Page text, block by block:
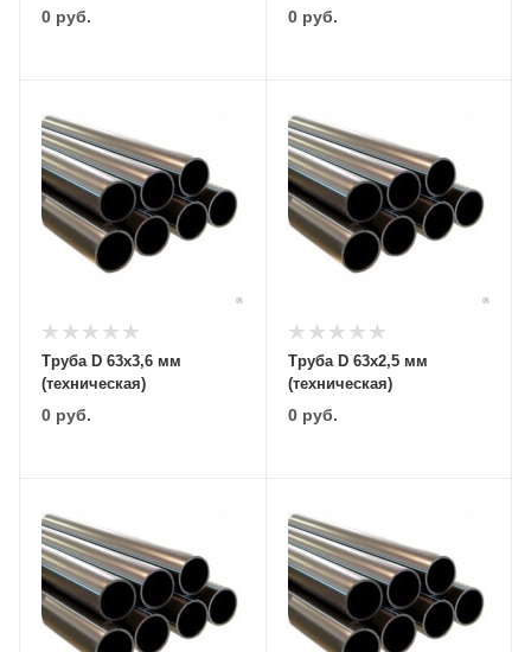
0 руб. 0руб.
Труба D 63х3,6 мм
(техническая)
0 руб.
Труба D 63х2,5 мм
(техническая)
0руб.